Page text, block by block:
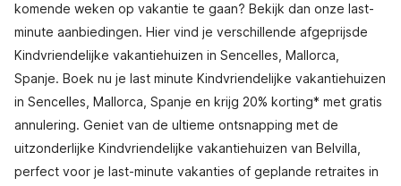
komende weken op vakantie te gaan? Bekijk dan onze last-
minute aanbiedingen. Hier vind je verschillende afgeprijsde
Kindvriendelijke vakantiehuizen in Sencelles, Mallorca,
Spanje. Boek nu je last minute Kindvriendelijke vakantiehuizen
in Sencelles, Mallorca, Spanje en krijg 20% korting* met gratis
annulering. Geniet van de ultieme ontsnapping met de
uitzonderlijke Kindvriendelijke vakantiehuizen van Belvilla,
perfect voor je last-minute vakanties of geplande retraites in